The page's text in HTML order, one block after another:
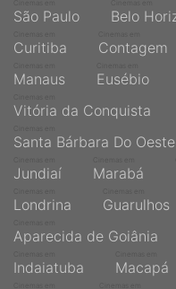
São Paulo Belo
Curitiba Contagem
Manaus Eusébio
Vitória da Conquista
Santa Bárbara Do Oeste
Jundiaí Marabá
Londrina Guarulhos
Aparecida de Goiânia
Indaiatuba Macapá